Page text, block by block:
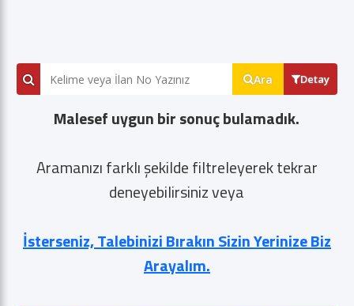
Ara Detay
Malesef uygun bir sonuç bulamadık.
Aramanızı farklı şekilde filtreleyerek tekrar
deneyebilirsiniz veya
İsterseniz, Talebinizi Bırakın Sizin Yerinize Biz
Arayalım.